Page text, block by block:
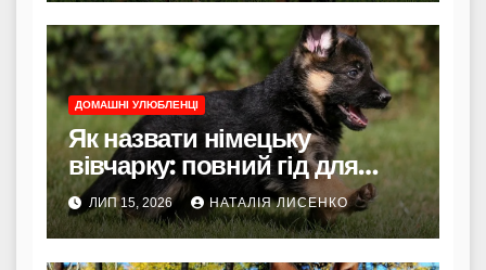
ДОМАШНІ УЛЮБЛЕНЦІ
Як назвати німецьку
вівчарку: повний гід для
власників
ЛИП 15, 2026 НАТАЛІЯ ЛИСЕНКО